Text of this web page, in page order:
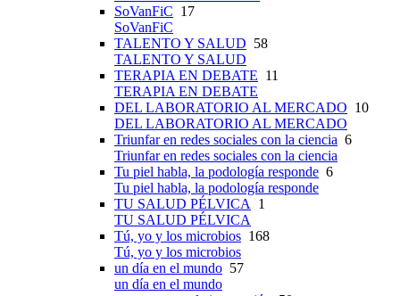
SoVanFiC 17
SoVanFiC
TALENTO Y SALUD 58
TALENTO Y SALUD
TERAPIA EN DEBATE 11
TERAPIA EN DEBATE
DEL LABORATORIO AL MERCADO 10
DEL LABORATORIO AL MERCADO
Triunfar en redes sociales con la ciencia 6
Triunfar en redes sociales con la ciencia
Tu piel habla, la podología responde 6
Tu piel habla, la podología responde
TU SALUD PÉLVICA
1
TU SALUD PÉLVICA
Tú, yo y los microbios 168
Tú, yo y los microbios
un día en el mundo 57
un día en el mundo